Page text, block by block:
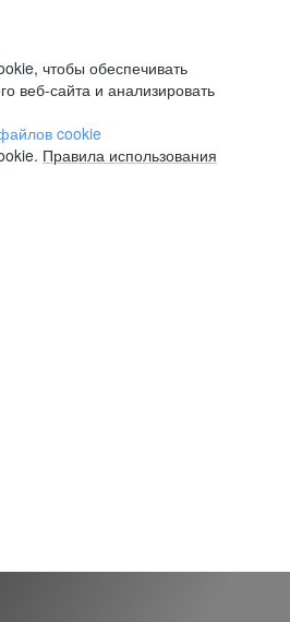
чтобы обеспечивать
веб-сайта и анализировать
cookie
Правила использования